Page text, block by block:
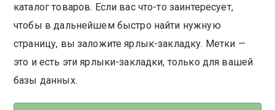
каталог товаров. Если вас что-то заинтересует,
чтобы в дальнейшем быстро найти нужную
страницу, вы заложите ярлык-закладку. Метки —
это и есть эти ярлыки-закладки, только для вашей
базы данных.